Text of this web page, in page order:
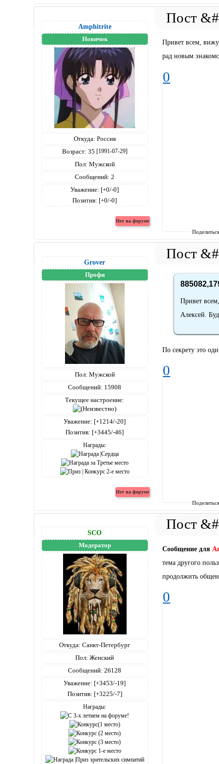
Amphitrite
Новичок
Откуда: Россия
Возраст: 35 [1991-07-29]
Пол: Мужской
Сообщений: 2
Уважение: [+0/-0]
Позитив: [+0/-0]
Привет всем,
рад новым
0
Grover
Профи
Пол: Мужской
Сообщений: 15908
Текущее настроение:
Уважение: [+1214/-20]
Позитив: [+3445/-46]
Награды:
Привет
Алексей.
По секрету это
0
SCO
Модератор
Откуда: Санкт-Петербург
Пол: Женский
Сообщений: 26128
Уважение: [+3453/-19]
Позитив: [+3225/-7]
Награды:
Сообщение для
тема другого
продолжить
0